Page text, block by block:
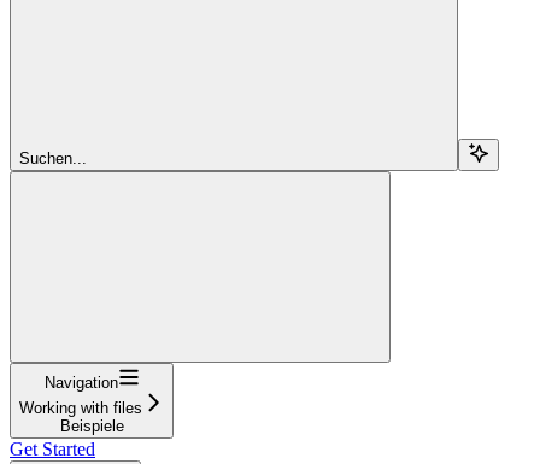
Suchen...
Navigation
Working with files
Beispiele
Get Started